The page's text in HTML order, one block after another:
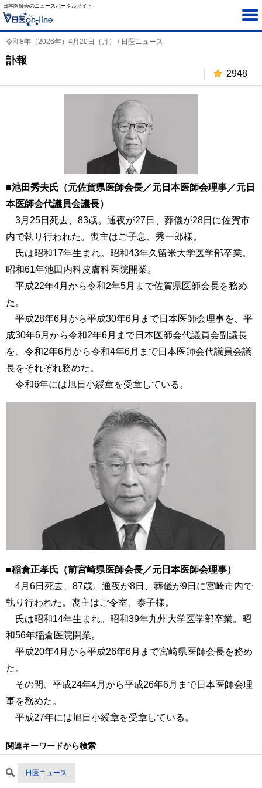
日本医師会のニュースポータルサイト
令和8年（2026年）4月20日（月） / 日医ニュース
訃報
2948
■池田秀夫氏（元佐賀県医師会長／元日本医師会理事／元日
本医師会代議員会議長）
3月25日死去、83歳。通夜が27日、葬儀が28日に佐賀市
内で執り行われた。喪主はご子息、秀一郎様。
氏は昭和17年生まれ。昭和43年久留米大学医学部卒業。
昭和61年池田内科皮膚科医院開業。
平成22年4月から令和2年5月まで佐賀県医師会長を務め
た。
平成28年6月から平成30年6月まで日本医師会理事を、平
成30年6月から令和2年6月まで日本医師会代議員会副議長
を、令和2年6月から令和4年6月まで日本医師会代議員会議
長をそれぞれ務めた。
令和6年には旭日小綬章を受章している。
■稲倉正孝氏（前宮崎県医師会長／元日本医師会理事）
4月6日死去、87歳。通夜が8日、葬儀が9日に宮崎市内で
執り行われた。喪主はご令室、泰子様。
氏は昭和14年生まれ。昭和39年九州大学医学部卒業。昭
和56年稲倉医院開業。
平成20年4月から平成26年6月まで宮崎県医師会長を務め
た。
その間、平成24年4月から平成26年6月まで日本医師会理
事を務めた。
平成27年には旭日小綬章を受章している。
関連キーワードから検索
日医ニュース